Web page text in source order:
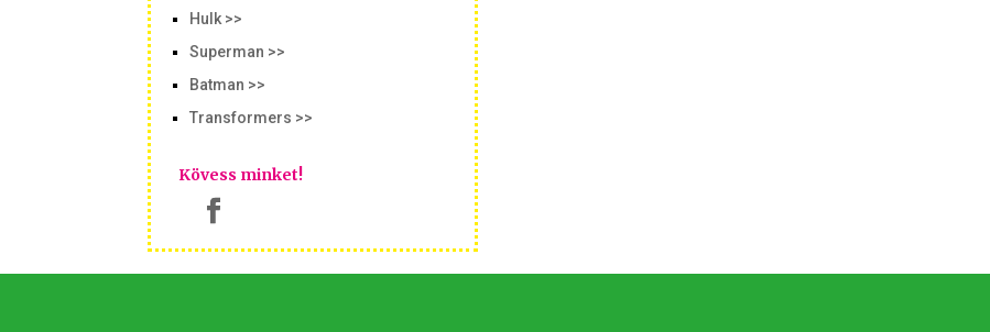
Hulk >>
Superman >>
Batman >>
Transformers >>
Kövess minket!